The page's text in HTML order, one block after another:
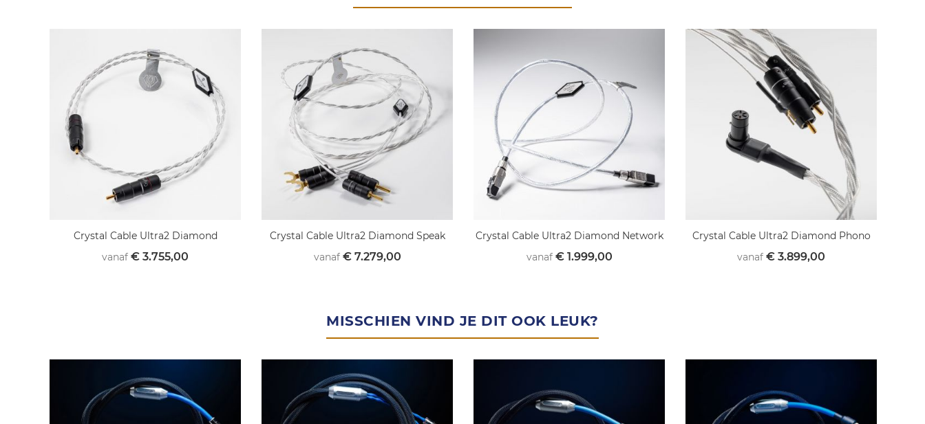
Crystal Cable Ultra2 Diamond
vanaf € 3.755,00
Crystal Cable Ultra2 Diamond Speak
vanaf € 7.279,00
Crystal Cable Ultra2 Diamond Network
vanaf € 1.999,00
Crystal Cable Ultra2 Diamond Phono
vanaf € 3.899,00
MISSCHIEN VIND JE DIT OOK LEUK?